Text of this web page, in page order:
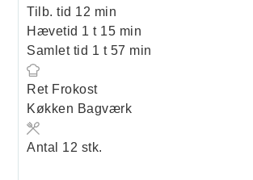
Tilb. tid 12 minutter
min
Hævetid 1 time
t 15minutter
min
Samlet tid 1 time
t 57 minutter
min
Ret Frokost
Køkken Bagværk
Antal 12 stk.